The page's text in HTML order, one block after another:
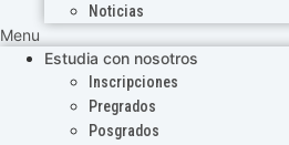
Noticias
Menu
Estudia con nosotros
Inscripciones
Pregrados
Posgrados